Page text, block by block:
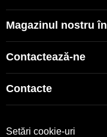
Magazinul nostru
Contactează-ne
Contacte
Setări cookie-uri